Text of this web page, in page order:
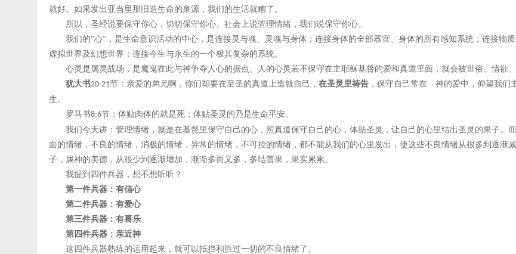
就好。如果发出亚当里那旧造生命的泉源，我们的生活就糟了。
所以，圣经说要保守你心，切切保守你心。社会上说管理情绪，我们说保守你心。
我们的“心”，是生命意识活动的中心，是连接灵与魂、灵魂与身体；连接身体的全部器官、身体的所有感知系统；连接物
虚拟世界及幻想世界；连接今生与永生的一个极其复杂的系统。
心灵是属灵战场，是魔鬼在此与神争夺人心的据点。人的心灵若不保守在主耶稣基督的爱和真道里面，就会被世俗、情欲、
犹大书20-21节：亲爱的弟兄啊，你们却要在至圣的真道上造就自己， 在圣灵里祷告 ，保守自己常在 神的爱中，仰望我们
生。
罗马书8:6节：体贴肉体的就是死；体贴圣灵的乃是生命平安。
我们今天讲：管理情绪，就是在基督里保守自己的心，照真道保守自己的心，体贴圣灵，让自己的心里结出圣灵的果子。
面的情绪，不良的情绪，消极的情绪，异常的情绪，不可控的情绪，都不能从我们的心里发出，使这些不良情绪从很多到逐渐
子，属神的美德，从很少到逐渐增加，渐渐多而又多，多结善果，果实累累。
我提到四件兵器，想不想听听？
第一件兵器：有信心
第二件兵器：有爱心
第三件兵器：有喜乐
第四件兵器：亲近神
这四件兵器熟练的运用起来，就可以抵挡和胜过一切的不良情绪了。